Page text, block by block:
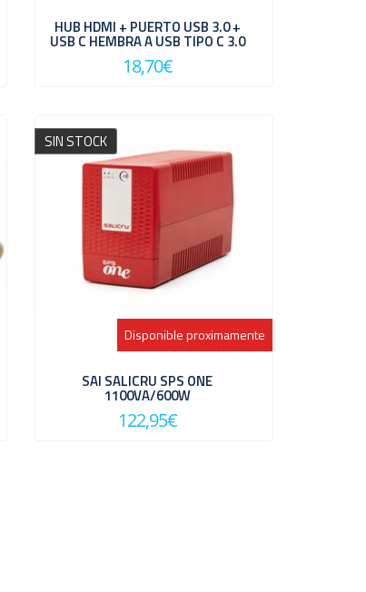
HUB HDMI + PUERTO USB 3.0 +
USB C HEMBRA A USB TIPO C 3.0
18,70€
SIN STOCK
SAI SALICRU SPS ONE
1100VA/600W
122,95€
Disponible proximamente